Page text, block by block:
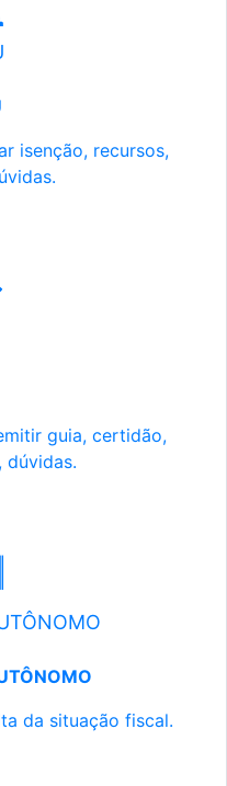
isenção, recursos,
guia, certidão,
dúvidas.
da situação fiscal.